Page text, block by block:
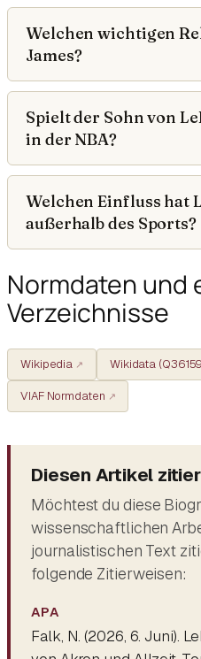
Welchen wichtigen
James?
Spielt der Sohn von
in der NBA?
Welchen Einfluss hat
außerhalb des Sports?
Normdaten und
Verzeichnisse
Wikipedia Wikidata
VIAF Normdaten
Diesen Artikel
Möchtest du diese
wissenschaftlichen
journalistischen Text
folgende Zitierweisen:
APA
Falk, N. (2026, 6. Juni).